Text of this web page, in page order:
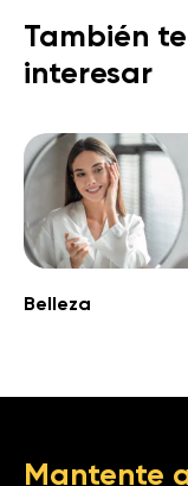
También
interesar
Belleza
Mantente